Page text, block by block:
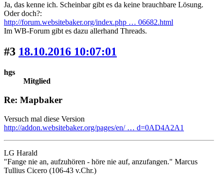
Ja, das kenne ich. Scheinbar gibt es da keine brauchbare Lösung.
Oder doch?:
http://forum.websitebaker.org/index.php … 06682.html
Im WB-Forum gibt es dazu allerhand Threads.
#3 18.10.2016 10:07:01
hgs
Mitglied
Re: Mapbaker
Versuch mal diese Version
http://addon.websitebaker.org/pages/en/ … d=0AD4A2A1
LG Harald
"Fange nie an, aufzuhören - höre nie auf, anzufangen." Marcus
Tullius Cicero (106-43 v.Chr.)